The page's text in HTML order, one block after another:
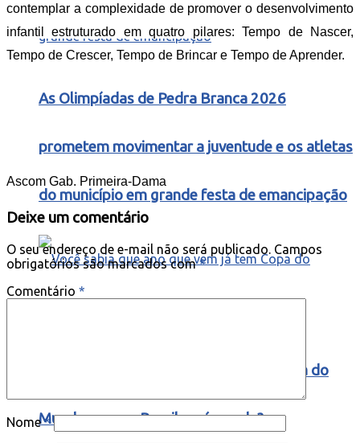
As Olimpíadas de Pedra Branca 2026
prometem movimentar a juventude e os atletas
do município em grande festa de emancipação
Você sabia que ano que vem já tem Copa do
Mundo e que o Brasil será a sede?
contemplar a complexidade de promover o desenvolvimento
infantil estruturado em quatro pilares: Tempo de Nascer,
Tempo de Crescer, Tempo de Brincar e Tempo de Aprender.
Ascom Gab. Primeira-Dama
Deixe um comentário
O seu endereço de e-mail não será publicado. Campos
obrigatórios são marcados com*
Comentário *
Nome*